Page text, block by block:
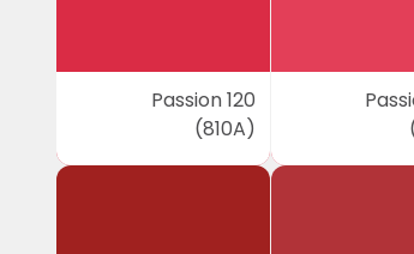
Passion 120
(810A)